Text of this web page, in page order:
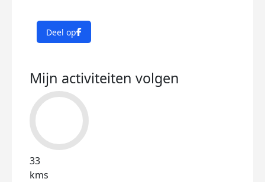
Deel op
Mijn activiteiten volgen
33
kms